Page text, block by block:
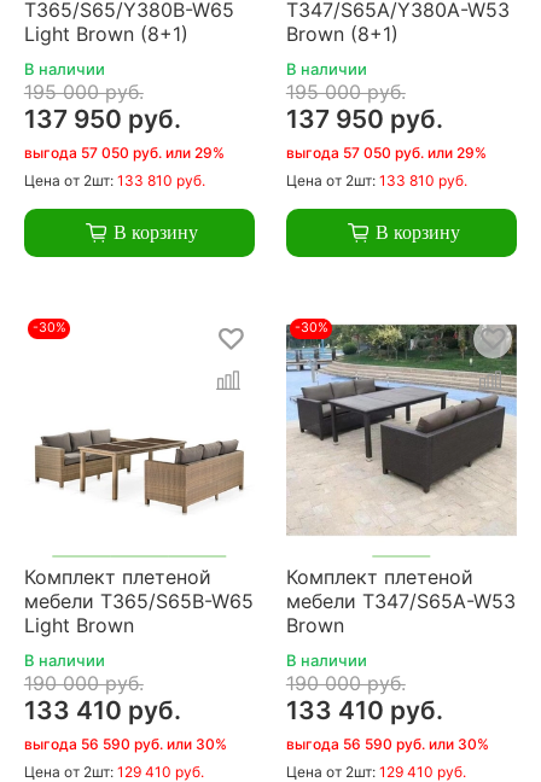
T365/S65/Y380B-W65
Light Brown (8+1)
В наличии
195 000 руб.
137 950 руб.
выгода 57 050 руб. или 29%
Цена от 2шт: 133 810 руб.
В корзину
T347/S65A/Y380A-W53
Brown (8+1)
В наличии
195 000 руб.
137 950 руб.
выгода 57 050 руб. или 29%
Цена от 2шт: 133 810 руб.
В корзину
-30%
Комплект плетеной
мебели T365/S65B-W65
Light Brown
В наличии
190 000 руб.
133 410 руб.
выгода 56 590 руб. или 30%
Цена от 2шт: 129 410 руб.
-30%
Комплект плетеной
мебели T347/S65A-W53
Brown
В наличии
190 000 руб.
133 410 руб.
выгода 56 590 руб. или 30%
Цена от 2шт: 129 410 руб.